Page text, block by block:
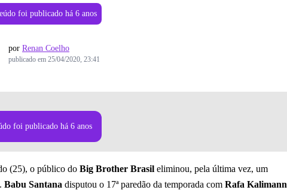
foi publicado há 6 anos
por Renan Coelho
publicado em 25/04/2020, 23:41
foi publicado há 6 anos
(25), o público do Big Brother Brasil eliminou, pela última vez, um
Babu Santana disputou o 17ª paredão da temporada com Rafa Kalimann